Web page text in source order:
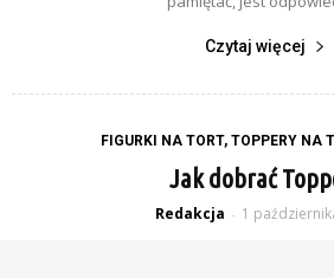
Czytaj więcej
FIGURKI NA TORT, TOPPERY NA
Jak dobrać
Redakcja - 1